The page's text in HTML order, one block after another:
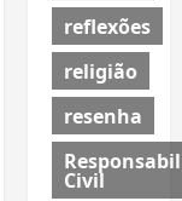
reflexões
religião
resenha
Civil